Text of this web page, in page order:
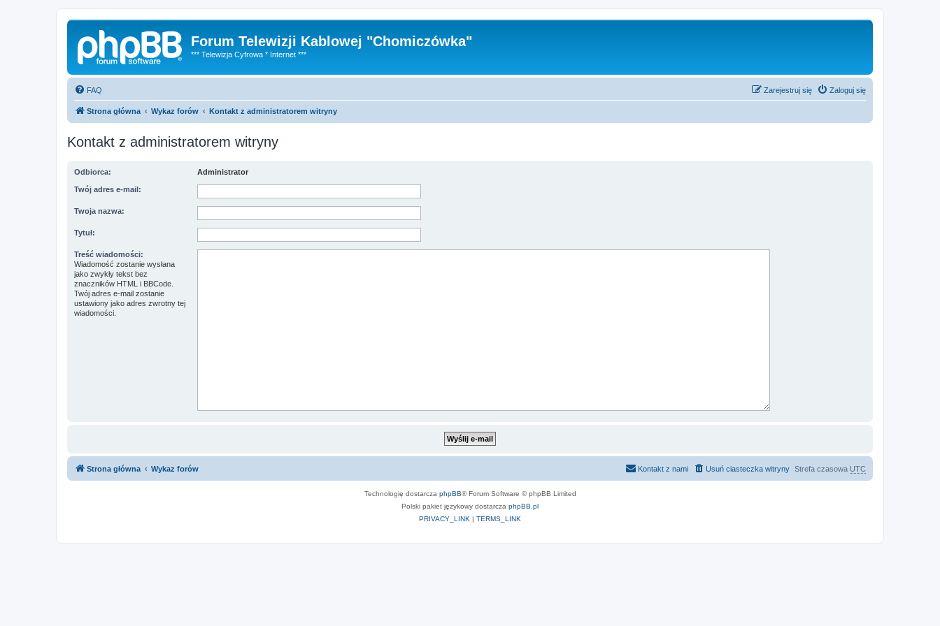
Forum Telewizji Kablowej "Chomiczówka"
*** Telewizja Cyfrowa * Internet ***
FAQ Zaloguj się
Zarejestruj się
Strona główna Wykaz forów Kontakt z administratorem witryny
Kontakt z administratorem witryny
Odbiorca: Administrator
Twój adres e-mail:
Twoja nazwa:
Tytuł:
Treść wiadomości:
Wiadomość zostanie wysłana
jako zwykły tekst bez
znaczników HTML i BBCode.
Twój adres e-mail zostanie
ustawiony jako adres zwrotny tej
wiadomości.
Strona główna Wykaz forów Strefa czasowa UTC
Usuń ciasteczka witryny
Kontakt z nami
Technologię dostarcza phpBB® Forum Software © phpBB Limited
Polski pakiet językowy dostarcza phpBB.pl
PRIVACY_LINK | TERMS_LINK